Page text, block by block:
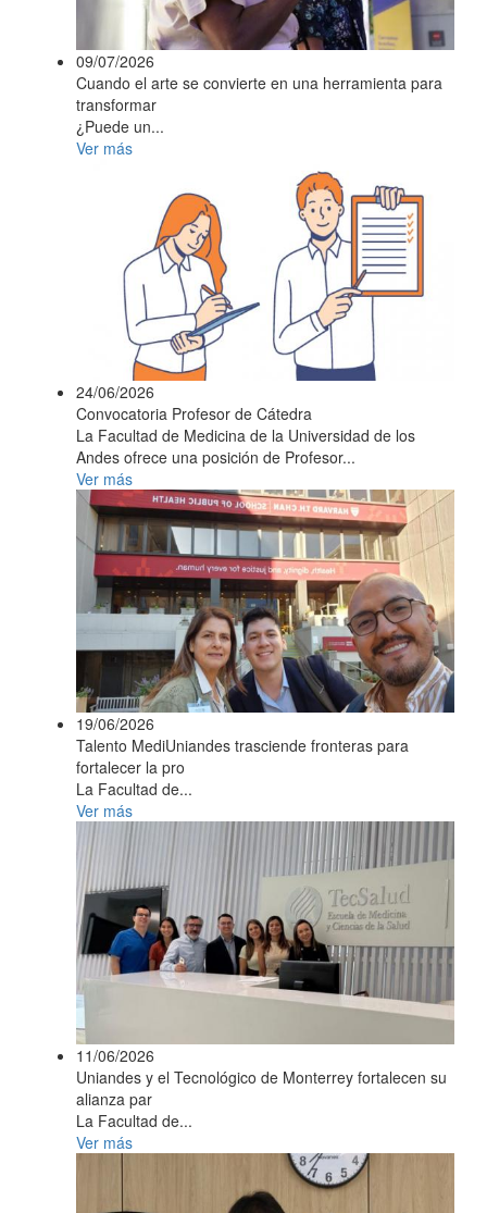
09/07/2026
Cuando el arte se convierte en una herramienta para
transformar
¿Puede un...
Ver más
24/06/2026
Convocatoria Profesor de Cátedra
La Facultad de Medicina de la Universidad de los
Andes ofrece una posición de Profesor...
Ver más
19/06/2026
Talento MediUniandes trasciende fronteras para
fortalecer la pro
La Facultad de...
Ver más
11/06/2026
Uniandes y el Tecnológico de Monterrey fortalecen su
alianza par
La Facultad de...
Ver más